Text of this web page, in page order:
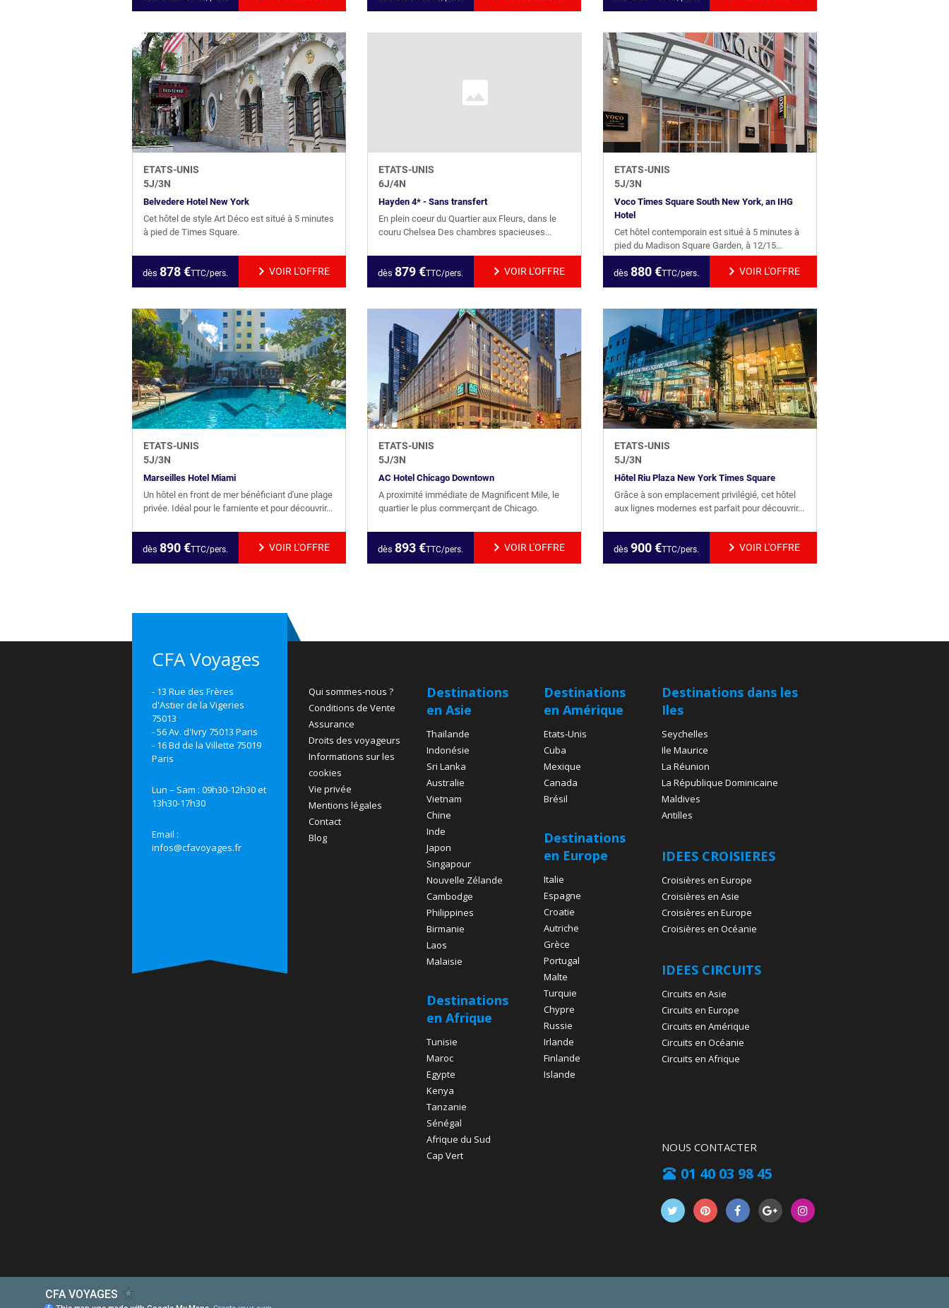
ETATS-UNIS
5J/3N
Belvedere Hotel New York
Cet hôtel de style Art Déco est situé à 5 minutes
à pied de Times Square.
dès 878€TTC/pers. VOIR L'OFFRE
ETATS-UNIS
6J/4N
Hayden 4* - Sans transfert
En plein coeur du Quartier aux Fleurs, dans le
couru Chelsea Des chambres spacieuses...
dès879€TTC/pers. VOIR L'OFFRE
ETATS-UNIS
5J/3N
Voco Times Square South New York, an IHG
Hotel
Cet hôtel contemporain est situé à 5 minutes à
pied du Madison Square Garden, à 12/15...
dès 880€TTC/pers. VOIR L'OFFRE
ETATS-UNIS
5J/3N
Marseilles Hotel Miami
Un hôtel en front de mer bénéficiant d'une plage
privée. Idéal pour le farniente et pour découvrir...
dès 890€TTC/pers. VOIR L'OFFRE
ETATS-UNIS
5J/3N
AC Hotel Chicago Downtown
A proximité immédiate de Magnificent Mile, le
quartier le plus commerçant de Chicago.
dès893€TTC/pers. VOIR L'OFFRE
ETATS-UNIS
5J/3N
Hôtel Riu Plaza New York Times Square
Grâce à son emplacement privilégié, cet hôtel
aux lignes modernes est parfait pour découvrir...
dès 900€TTC/pers. VOIR L'OFFRE
CFA Voyages
- 13 Rue des Frères
d'Astier de la Vigeries
75013
- 56 Av. d'Ivry 75013 Paris
- 16 Bd de la Villette 75019
Paris
Lun – Sam : 09h30-12h30 et
13h30-17h30
Email :
infos@cfavoyages.fr
Qui sommes-nous ?
Conditions de Vente
Assurance
Droits des voyageurs
Informations sur les
cookies
Vie privée
Mentions légales
Contact
Blog
Destinations
en Asie
Thaïlande
Indonésie
Sri Lanka
Australie
Vietnam
Chine
Inde
Japon
Singapour
Nouvelle Zélande
Cambodge
Philippines
Birmanie
Laos
Malaisie
Destinations
en Afrique
Tunisie
Maroc
Egypte
Kenya
Tanzanie
Sénégal
Afrique du Sud
Cap Vert
Destinations
en Amérique
Etats-Unis
Cuba
Mexique
Canada
Brésil
Destinations
en Europe
Italie
Espagne
Croatie
Autriche
Grèce
Portugal
Malte
Turquie
Chypre
Russie
Irlande
Finlande
Islande
Destinations dans les
Iles
Seychelles
Ile Maurice
La Réunion
La République Dominicaine
Maldives
Antilles
IDEES CROISIERES
Croisières en Europe
Croisières en Asie
Croisières en Europe
Croisières en Océanie
IDEES CIRCUITS
Circuits en Asie
Circuits en Europe
Circuits en Amérique
Circuits en Océanie
Circuits en Afrique
NOUS CONTACTER
01 40 03 98 45